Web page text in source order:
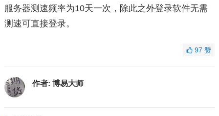
服务器测速频率为10天一次，除此之外登录软件无需
测速可直接登录。
97赞
作者: 博易大师